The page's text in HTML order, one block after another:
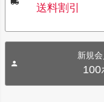
送料割引
新規
100